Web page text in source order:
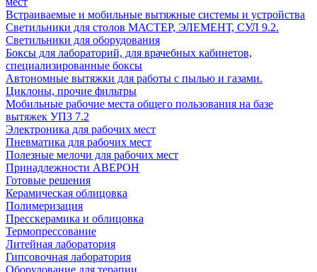
Встраиваемые и мобильные вытяжные системы и устройства
Светильники для столов МАСТЕР, ЭЛЕМЕНТ, СУЛ 9.2.
Светильники для оборудования
Боксы для лабораторий, для врачебных кабинетов,
специализированные боксы
Автономные вытяжки для работы с пылью и газами.
Циклоны, прочие фильтры
Мобильные рабочие места общего пользования на базе
вытяжек УПЗ 7.2
Электроника для рабочих мест
Пневматика для рабочих мест
Полезные мелочи для рабочих мест
Принадлежности АВЕРОН
Готовые решения
Керамическая облицовка
Полимеризация
Пресскерамика и облицовка
Термопрессование
Литейная лаборатория
Гипсовочная лаборатория
Оборудование для терапии